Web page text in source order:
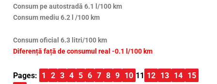
Consum pe autostradă 6.1 l/100 km
Consum mediu 6.2 l /100 km
Consum oficial 6.3 litri/100 km
Diferență față de consumul real -0.1 l/100 km
Pages: 1 2 3 4 5 6 7 8 9 10 11 12 13 14 15